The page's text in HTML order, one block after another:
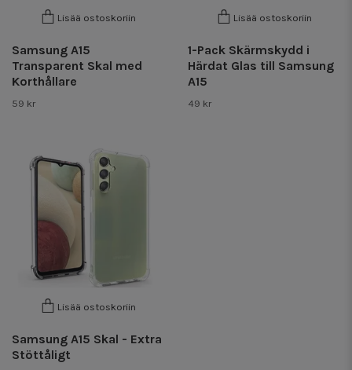
Lisää ostoskoriin
Samsung A15
Transparent Skal med
Korthållare
59 kr
Lisää ostoskoriin
1-Pack Skärmskydd i
Härdat Glas till Samsung
A15
49 kr
Lisää ostoskoriin
Samsung A15 Skal - Extra
Stöttåligt